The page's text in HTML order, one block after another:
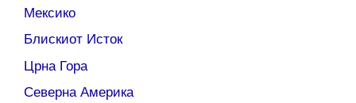
Мексико
Блискиот Исток
Црна Гора
Северна Америка